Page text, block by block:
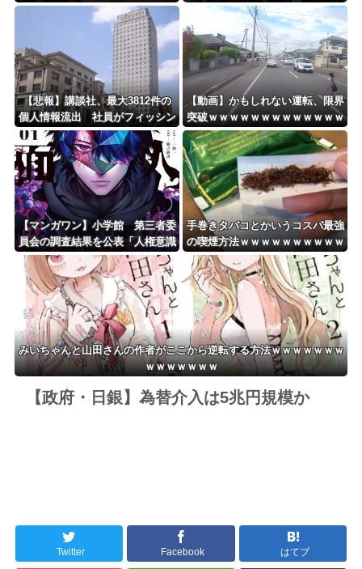
実施した為替介入は｢一時しのぎ
に過ぎない｣との認識を示す
【悲報】講談社、最大3812件の
個人情報流出 社員がフィッシン
グメールに騙されるｗｗｗｗｗｗ
ｗ
【動画】かもしれない運転、限界
突破ｗｗｗｗｗｗｗｗｗｗｗｗｗ
ｗｗｗｗ
【マンガワン】小学館 第三者委
員会の調査結果を公表「人権意識
十分でなかった」 性加害歴ある
漫画家を別名義で起用
手巻きタバコとかいうコスパ最強
の喫煙方法ｗｗｗｗｗｗｗｗｗｗ
ｗｗｗ
みいちゃんと山田さんの作者がここから逆転する方法ｗｗｗｗｗｗｗ
ｗｗｗｗｗｗｗ
【政府・日銀】為替介入は5兆円規模か
Twitter Facebook はてブ